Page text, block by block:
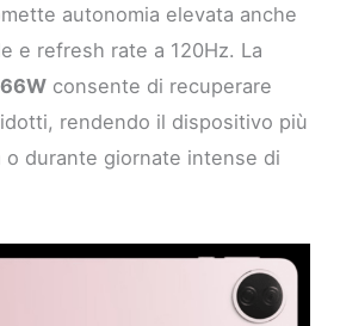
autonomia elevata anche
e refresh rate a 120Hz. La
66W consente di recuperare
rendendo il dispositivo più
o durante giornate intense di